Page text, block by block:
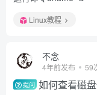
Linux教程
不念
4年前发布 59
提问 如何查看磁